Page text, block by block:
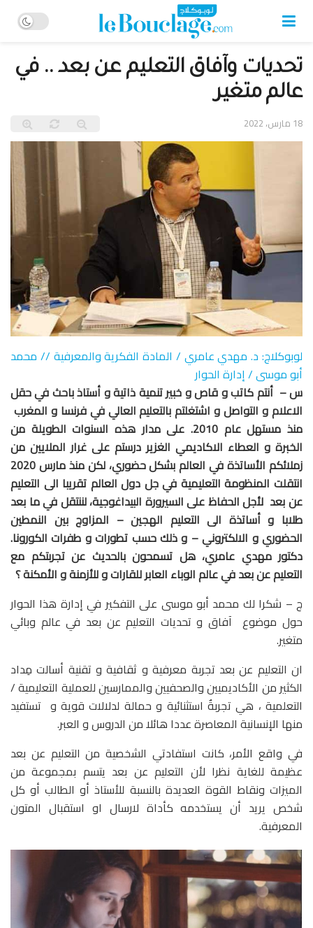
تحديات وآفاق التعليم عن بعد .. في
عالم متغير
18 مارس، 2022
لوبوكلاج: د. مهدي عامري / المادة الفكرية والمعرفية // محمد
أبو موسى / إدارة الحوار
س – أنتم كاتب و قاص و خبير تنمية ذاتية و أستاذ باحث في حقل
الاعلام و التواصل و اشتغلتم بالتعليم العالي في فرنسا و المغرب
منذ مستهل عام 2010. على مدار هذه السنوات الطويلة من
الخبرة و العطاء الاكاديمي الغزير درستم على غرار الملايين من
زملائكم الأساتذة في العالم بشكل حضوري، لكن منذ مارس 2020
انتقلت المنظومة التعليمية في جل دول العالم تقريبا الى التعليم
عن بعد لأجل الحفاظ على السيرورة البيداغوجية، لننتقل في ما بعد
طلابا و أساتذة الى التعليم الهجين – المزاوج بين النمطين
الحضوري و الالكتروني – و ذلك حسب تطورات و طفرات الكورونا.
دكتور مهدي عامري، هل تسمحون بالحديث عن تجربتكم مع
التعليم عن بعد في عالم الوباء العابر للقارات و للأزمنة و الأمكنة ؟
ج – شكرا لك محمد أبو موسى على التفكير في إدارة هذا الحوار
حول موضوع آفاق و تحديات التعليم عن بعد في عالم وبائي
متغير.
ان التعليم عن بعد تجربة معرفية و ثقافية و تقنية أسالت مِداد
الكثير من الأكاديميين والصحفيين والممارسين للعملية التعليمية /
التعلمية ، هي تجربةٌ استثنائية و حمالة لدلالات قوية و تستفيد
منها الإنسانية المعاصرة عددا هائلا من الدروس و العبر.
في واقع الأمر، كانت استفادتي الشخصية من التعليم عن بعد
عظيمة للغاية نظرا لأن التعليم عن بعد يتسم بمجموعة من
الميزات ونقاط القوة العديدة بالنسبة للأستاذ أو الطالب أو كل
شخص يريد أن يستخدمه كأداة لارسال او استقبال المتون
المعرفية.